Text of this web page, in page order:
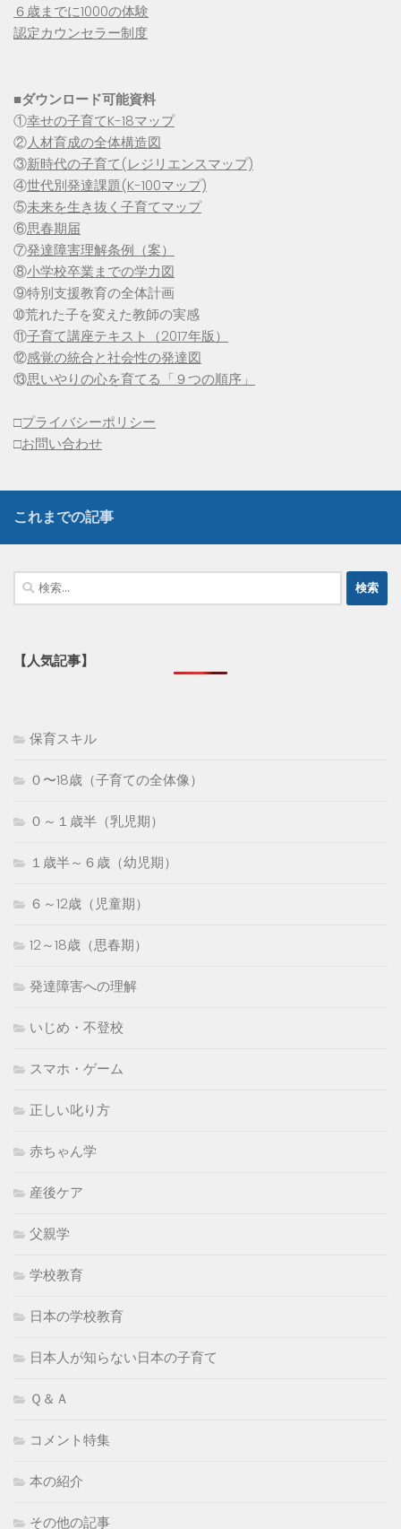
６歳までに1000の体験
認定カウンセラー制度
■ダウンロード可能資料
①幸せの子育てK-18マップ
②人材育成の全体構造図
③新時代の子育て(レジリエンスマップ)
④世代別発達課題(K-100マップ)
⑤未来を生き抜く子育てマップ
⑥思春期届
⑦発達障害理解条例（案）
⑧小学校卒業までの学力図
⑨特別支援教育の全体計画
➉荒れた子を変えた教師の実感
⑪子育て講座テキスト（2017年版）
⑫感覚の統合と社会性の発達図
⑬思いやりの心を育てる「９つの順序」
□プライバシーポリシー
□お問い合わせ
これまでの記事
検
索:
【人気記事】
保育スキル
０〜18歳（子育ての全体像）
０～１歳半（乳児期）
１歳半～６歳（幼児期）
６～12歳（児童期）
12～18歳（思春期）
発達障害への理解
いじめ・不登校
スマホ・ゲーム
正しい叱り方
赤ちゃん学
産後ケア
父親学
学校教育
日本の学校教育
日本人が知らない日本の子育て
Ｑ＆Ａ
コメント特集
本の紹介
その他の記事